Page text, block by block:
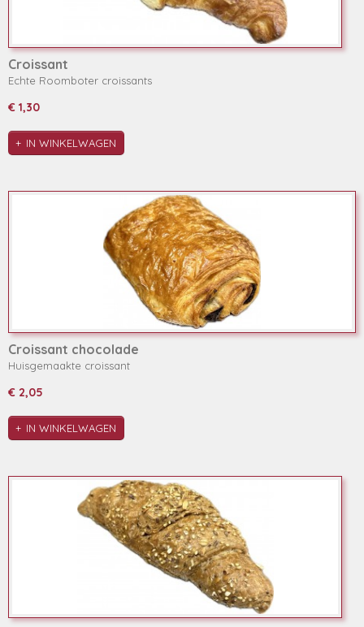
Croissant
Echte Roomboter croissants
€ 1,30
IN WINKELWAGEN
Croissant chocolade
Huisgemaakte croissant
€ 2,05
IN WINKELWAGEN